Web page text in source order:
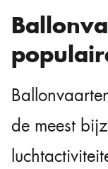
de meest